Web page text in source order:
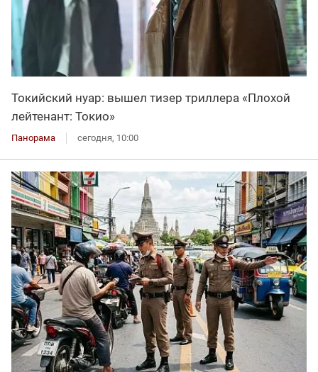
Токийский нуар: вышел тизер триллера «Плохой
лейтенант: Токио»
Панорама сегодня, 10:00